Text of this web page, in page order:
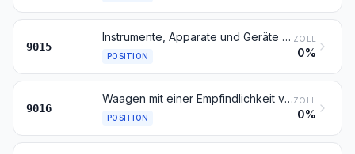
9015
Instrumente, Apparate und Geräte für die Geodäsie, Topografie, Fotogrammmetrie, Hydrografie, Ozeanografie, Hydrologie, Meteorologie oder Geophysik, ausgenommen Kompasse; Entfernungsmesser
POSITION
ZOLL
0%
9016
Waagen mit einer Empfindlichkeit von 50 mg oder feiner, auch mit Gewichten
POSITION
ZOLL
0%